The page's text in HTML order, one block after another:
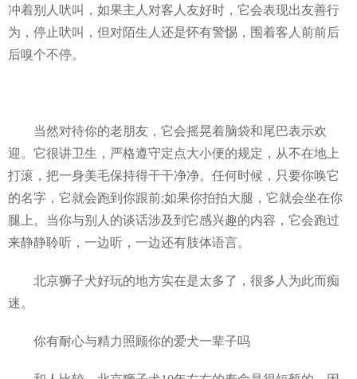
冲着别人吠叫，如果主人对客人友好时，它会表现出友善行
为，停止吠叫，但对陌生人还是怀有警惕，围着客人前前后
后嗅个不停。
当然对待你的老朋友，它会摇晃着脑袋和尾巴表示欢
迎。它很讲卫生，严格遵守定点大小便的规定，从不在地上
打滚，把一身美毛保持得干干净净。任何时候，只要你唤它
的名字，它就会跑到你跟前;如果你拍拍大腿，它就会坐在你
腿上。当你与别人的谈话涉及到它感兴趣的内容，它会跑过
来静静聆听，一边听，一边还有肢体语言。
北京狮子犬好玩的地方实在是太多了，很多人为此而痴
迷。
你有耐心与精力照顾你的爱犬一辈子吗